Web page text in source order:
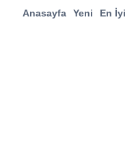
Anasayfa Yeni En İyi